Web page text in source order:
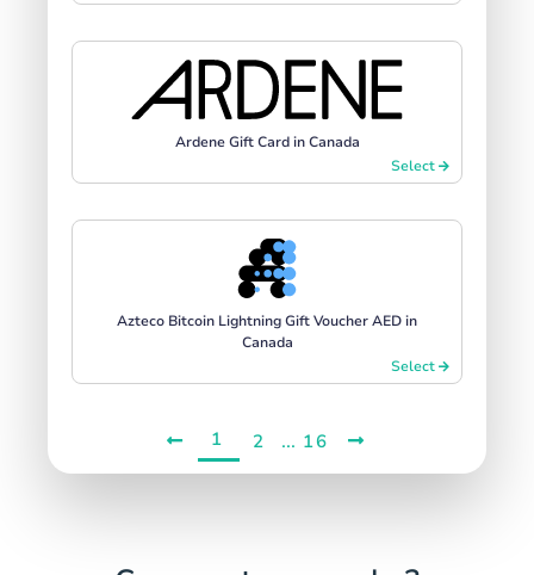
Ardene Gift Card in Canada
Select
Azteco Bitcoin Lightning Gift Voucher AED in
Canada
Select
1 2 ... 16